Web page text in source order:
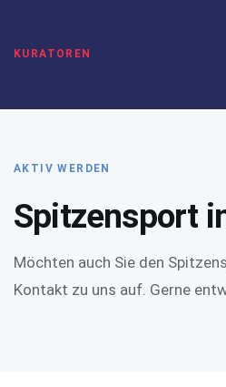
KURATOREN
AKTIV WERDEN
Spitzensport
Möchten auch Sie den
Kontakt zu uns auf. Gerne